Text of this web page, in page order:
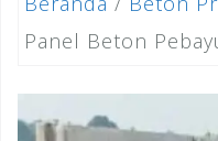
Panel Beton